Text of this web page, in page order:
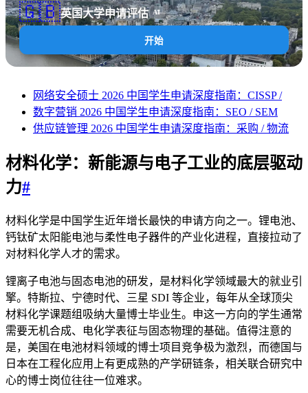
🇬🇧英国大学申请评估 AI
开始
网络安全硕士 2026 中国学生申请深度指南：CISSP /
数字营销 2026 中国学生申请深度指南：SEO / SEM
供应链管理 2026 中国学生申请深度指南：采购 / 物流
材料化学：新能源与电子工业的底层驱动
力#
材料化学是中国学生近年增长最快的申请方向之一。锂电池、
钙钛矿太阳能电池与柔性电子器件的产业化进程，直接拉动了
对材料化学人才的需求。
锂离子电池与固态电池的研发，是材料化学领域最大的就业引
擎。特斯拉、宁德时代、三星 SDI 等企业，每年从全球顶尖
材料化学课题组吸纳大量博士毕业生。申这一方向的学生通常
需要无机合成、电化学表征与固态物理的基础。值得注意的
是，美国在电池材料领域的博士项目竞争极为激烈，而德国与
日本在工程化应用上有更成熟的产学研链条，相关联合研究中
心的博士岗位往往一位难求。